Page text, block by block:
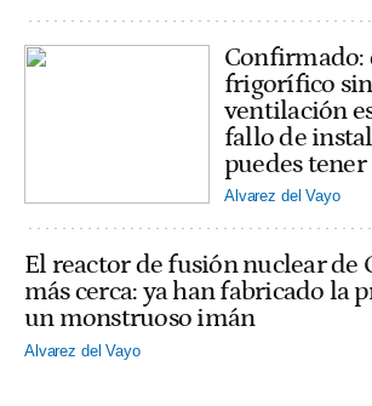
Confirmado:
frigorífico
ventilación
fallo de
puedes tener
Alvarez del Vayo
El reactor de fusión nuclear de
más cerca: ya han fabricado la
un monstruoso imán
Alvarez del Vayo